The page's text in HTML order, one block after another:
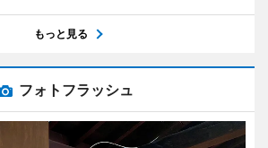
もっと見る
フォトフラッシュ